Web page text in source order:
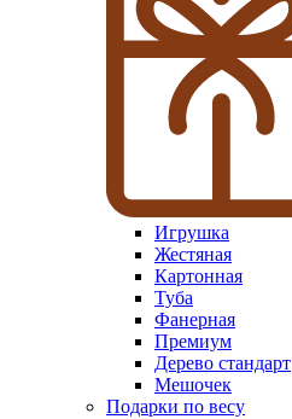
Игрушка
Жестяная
Картонная
Туба
Фанерная
Премиум
Дерево стандарт
Мешочек
Подарки по весу